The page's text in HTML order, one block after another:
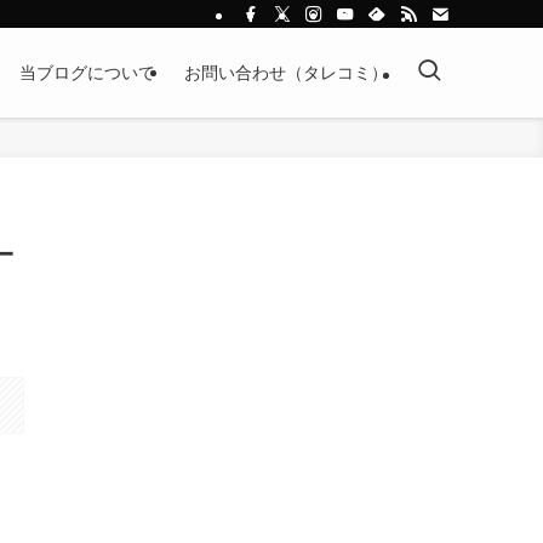
当ブログについて お問い合わせ（タレコミ）